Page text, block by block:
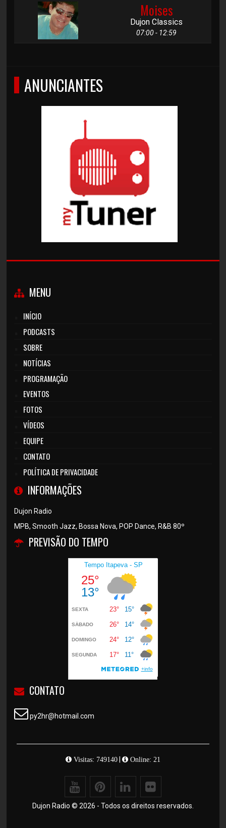
Moises
Dujon Classics
07:00 - 12:59
ANUNCIANTES
MENU
INÍCIO
PODCASTS
SOBRE
NOTÍCIAS
PROGRAMAÇÃO
EVENTOS
FOTOS
VÍDEOS
EQUIPE
CONTATO
POLÍTICA DE PRIVACIDADE
INFORMAÇÕES
Dujon Radio
MPB, Smooth Jazz, Bossa Nova, POP Dance, R&B 80º
PREVISÃO DO TEMPO
CONTATO
py2hr@hotmail.com
Visitas: 749140| Online: 21
Dujon Radio © 2026 - Todos os direitos reservados.